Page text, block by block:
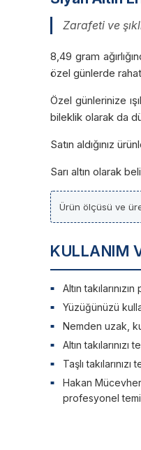
Zarafeti ve
8,49 gram
özel günlerde
Özel günlerinize
bileklik olarak da
Satın aldığınız
Sarı altın olarak
Ürün ölçüsü ve
KULLANIM
Altın
Yüzüğünüzü
Nemden uzak,
Altın
Taşlı
Hakan
profesyonel